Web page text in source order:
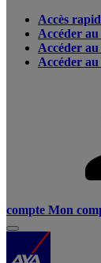
Accès
Accéder au
Accéder
Accéder
compte Mon